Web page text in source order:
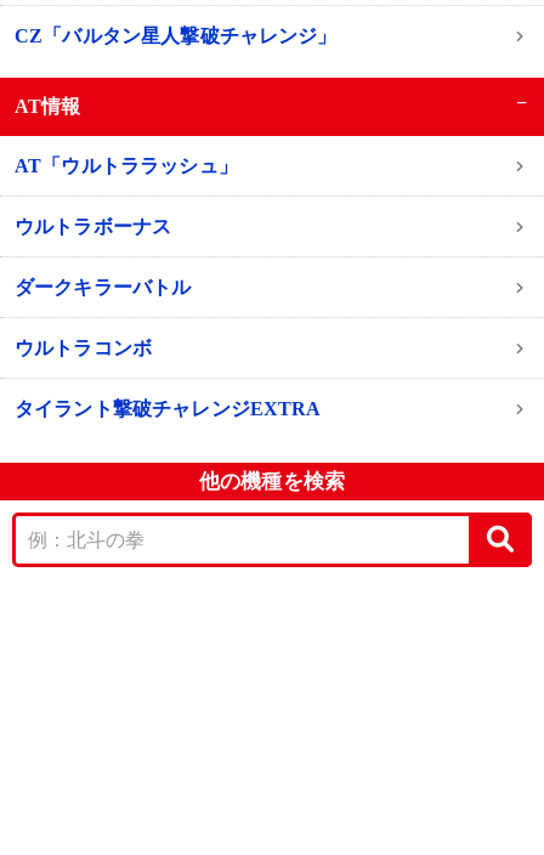
CZ「バルタン星人撃破チャレンジ」
AT情報 −
AT「ウルトララッシュ」
ウルトラボーナス
ダークキラーバトル
ウルトラコンボ
タイラント撃破チャレンジEXTRA
他の機種を検索